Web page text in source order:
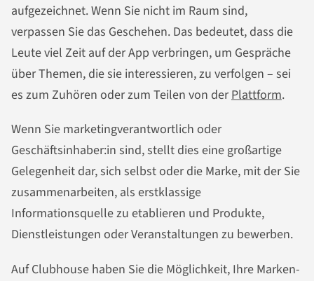
aufgezeichnet. Wenn Sie nicht im Raum sind,
verpassen Sie das Geschehen. Das bedeutet, dass die
Leute viel Zeit auf der App verbringen, um Gespräche
über Themen, die sie interessieren, zu verfolgen – sei
es zum Zuhören oder zum Teilen von derPlattform.
Wenn Sie marketingverantwortlich oder
Geschäftsinhaber:in sind, stellt dies eine großartige
Gelegenheit dar, sich selbst oder die Marke, mit der Sie
zusammenarbeiten, als erstklassige
Informationsquelle zu etablieren und Produkte,
Dienstleistungen oder Veranstaltungen zu bewerben.
Auf Clubhouse haben Sie die Möglichkeit, Ihre Marken-